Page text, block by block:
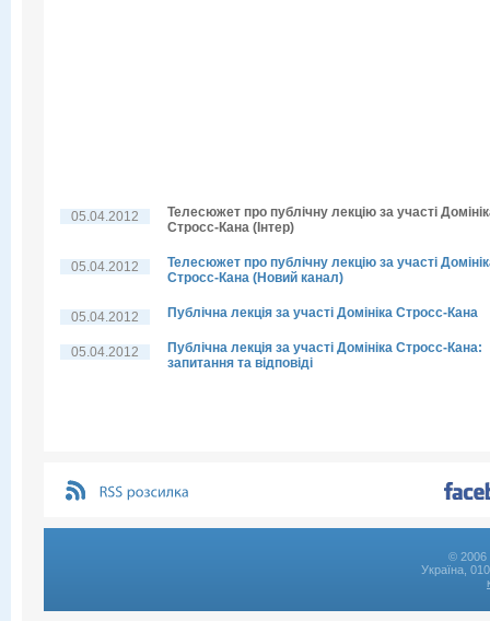
05.04.2012
Телесюжет про публічну лекцію за участі
Стросс-Кана (Інтер)
05.04.2012
Телесюжет про публічну лекцію за участі
Стросс-Кана (Новий канал)
05.04.2012 Публічна лекція за участі Домініка Стросс-Кана
05.04.2012
Публічна лекція за участі Домініка Стросс-Кана:
запитання та відповіді
© 2006
Україна,